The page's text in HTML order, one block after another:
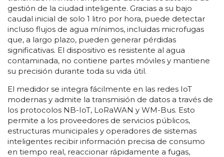
gestión de la ciudad inteligente. Gracias a su bajo
caudal inicial de solo 1 litro por hora, puede detectar
incluso flujos de agua mínimos, incluidas microfugas
que, a largo plazo, pueden generar pérdidas
significativas. El dispositivo es resistente al agua
contaminada, no contiene partes móviles y mantiene
su precisión durante toda su vida útil.
El medidor se integra fácilmente en las redes IoT
modernas y admite la transmisión de datos a través de
los protocolos NB-IoT, LoRaWAN y WM-Bus. Esto
permite a los proveedores de servicios públicos,
estructuras municipales y operadores de sistemas
inteligentes recibir información precisa de consumo
en tiempo real, reaccionar rápidamente a fugas,